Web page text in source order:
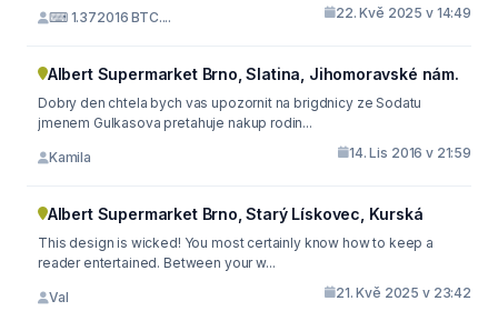
⌨ 1.372016 BTC.... 22. Kvě 2025 v 14:49
Albert Supermarket Brno, Slatina, Jihomoravské nám.
Dobry den chtela bych vas upozornit na brigdnicy ze Sodatu
jmenem Gulkasova pretahuje nakup rodin...
Kamila 14. Lis 2016 v 21:59
Albert Supermarket Brno, Starý Lískovec, Kurská
This design is wicked! You most certainly know how to keep a
reader entertained. Between your w...
Val 21. Kvě 2025 v 23:42